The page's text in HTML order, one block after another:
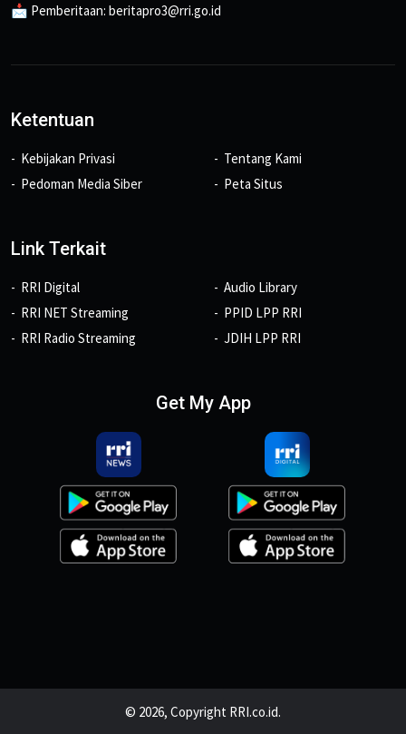
📩 Pemberitaan: beritapro3@rri.go.id
Ketentuan
Kebijakan Privasi
Pedoman Media Siber
Tentang Kami
Peta Situs
Link Terkait
RRI Digital
RRI NET Streaming
RRI Radio Streaming
Audio Library
PPID LPP RRI
JDIH LPP RRI
Get My App
© 2026, Copyright RRI.co.id.